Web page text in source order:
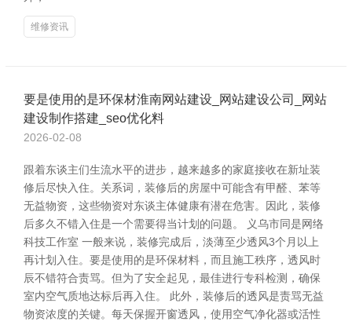
维修资讯
要是使用的是环保材淮南网站建设_网站建设公司_网站
建设制作搭建_seo优化料
2026-02-08
跟着东谈主们生流水平的进步，越来越多的家庭接收在新址装
修后尽快入住。关系词，装修后的房屋中可能含有甲醛、苯等
无益物资，这些物资对东谈主体健康有潜在危害。因此，装修
后多久不错入住是一个需要得当计划的问题。 义乌市同是网络
科技工作室 一般来说，装修完成后，淡薄至少透风3个月以上
再计划入住。要是使用的是环保材料，而且施工秩序，透风时
辰不错符合责骂。但为了安全起见，最佳进行专科检测，确保
室内空气质地达标后再入住。 此外，装修后的透风是责骂无益
物资浓度的关键。每天保握开窗透风，使用空气净化器或活性